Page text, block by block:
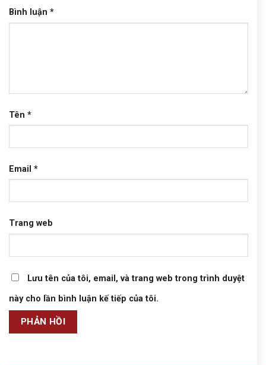
Bình luận *
Tên *
Email *
Trang web
Lưu tên của tôi, email, và trang web trong trình duyệt
này cho lần bình luận kế tiếp của tôi.